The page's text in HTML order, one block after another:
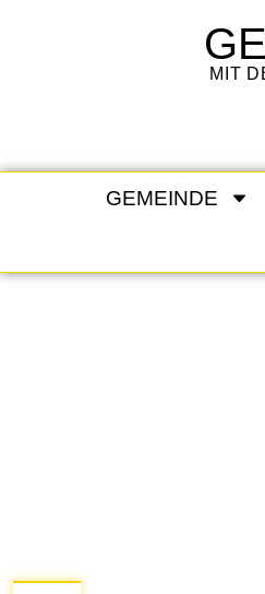
MIT
GEMEINDE